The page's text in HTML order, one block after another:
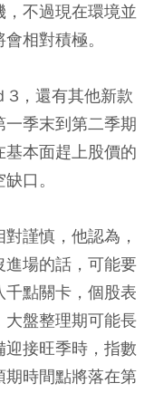
不過現在環境並
相對積極。
3，還有其他新款
季末到第二季期
本面趕上股價的
口。
謹慎，他認為，
場的話，可能要
點關卡，個股表
盤整理期可能長
接旺季時，指數
時間點將落在第